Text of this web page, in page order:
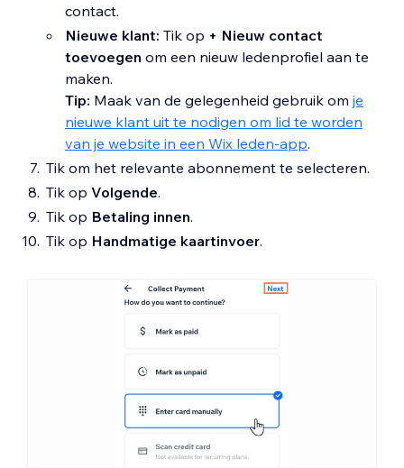
contact.
Nieuwe klant: Tik op + Nieuw contact
toevoegen om een nieuw ledenprofiel aan te
maken.
Tip: Maak van de gelegenheid gebruik om je
nieuwe klant uit te nodigen om lid te worden
van je website in een Wix leden-app.
Tik om het relevante abonnement te selecteren.
Tik op Volgende.
Tik op Betaling innen.
Tik op Handmatige kaartinvoer.